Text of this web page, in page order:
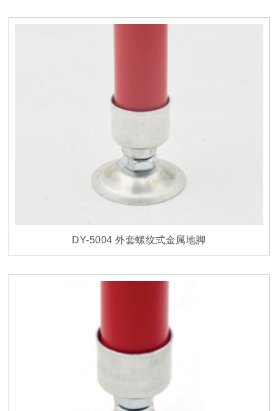
DY-5004 外套螺纹式金属地脚